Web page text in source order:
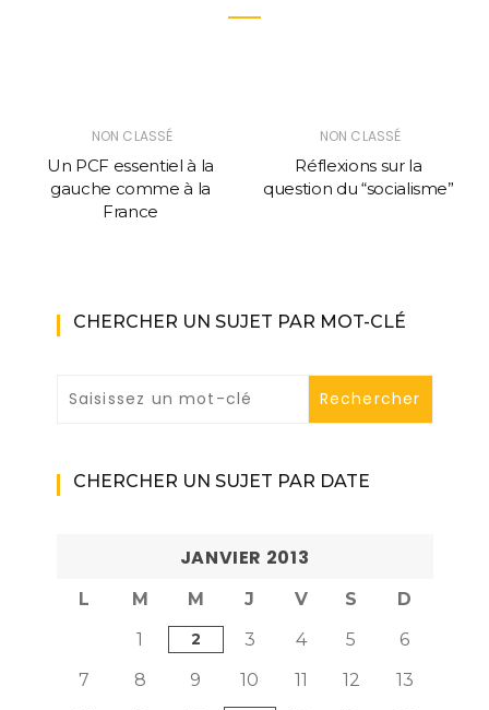
NON CLASSÉ
Un PCF essentiel à la
gauche comme à la
France
NON CLASSÉ
Réflexions sur la
question du “socialisme”
CHERCHER UN SUJET PAR MOT-CLÉ
CHERCHER UN SUJET PAR DATE
JANVIER 2013
L M M J V S
D
1
2 3 4 5
6
7
8 9 10 11 12
13